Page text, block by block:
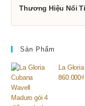
Thương Hiệu Nổi
Sản Phẩm
La
860.000₫